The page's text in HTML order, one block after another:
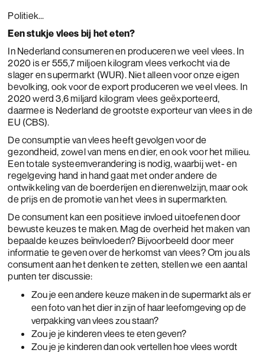
Politiek...
Een stukje vlees bij het eten?
In Nederland consumeren en produceren we veel vlees. In
2020 is er 555,7 miljoen kilogram vlees verkocht via de
slager en supermarkt (WUR). Niet alleen voor onze eigen
bevolking, ook voor de export produceren we veel vlees. In
2020 werd 3,6 miljard kilogram vlees geëxporteerd,
daarmee is Nederland de grootste exporteur van vlees in de
EU (CBS).
De consumptie van vlees heeft gevolgen voor de
gezondheid, zowel van mens en dier, en ook voor het milieu.
Een totale systeemverandering is nodig, waarbij wet- en
regelgeving hand in hand gaat met onder andere de
ontwikkeling van de boerderijen en dierenwelzijn, maar ook
de prijs en de promotie van het vlees in supermarkten.
De consument kan een positieve invloed uitoefenen door
bewuste keuzes te maken. Mag de overheid het maken van
bepaalde keuzes beïnvloeden? Bijvoorbeeld door meer
informatie te geven over de herkomst van vlees? Om jou als
consument aan het denken te zetten, stellen we een aantal
punten ter discussie:
Zou je een andere keuze maken in de supermarkt als er
een foto van het dier in zijn of haar leefomgeving op de
verpakking van vlees zou staan?
Zou je je kinderen vlees te eten geven?
Zou je je kinderen dan ook vertellen hoe vlees wordt